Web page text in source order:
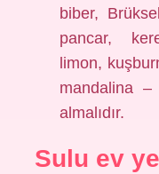
biber,
pancar,
limon,
mandalina –
almalıdır.
Sulu ev